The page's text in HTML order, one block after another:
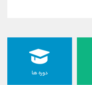
دوره ها